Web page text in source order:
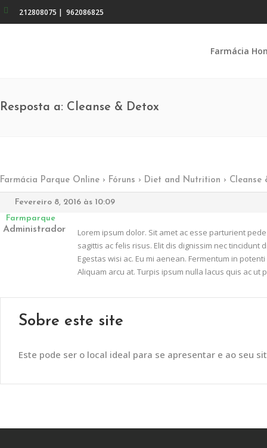
212808075 | 962086825
Farmácia
Resposta a: Cleanse & Detox
Farmácia Parque Online › Fóruns › Diet and Nutrition › Cleanse
Fevereiro 8, 2016 às 10:09
Farmparque
Administrador
Lorem ipsum dolor. Sit amet ac esse parturient
sagittis ac felis risus. Elit dis dignissim nec
Egestas wisi ac. Eu mi aenean. Fermentum in
Aliquam arcu at. Turpis ipsum nulla lacus quis ac ut
Sobre este site
Este pode ser o local ideal para se apresentar e ao seu